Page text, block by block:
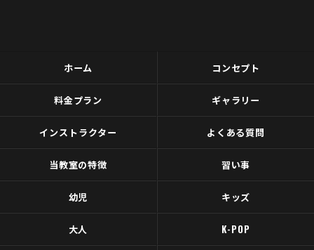
ホーム コンセプト
料金プラン ギャラリー
インストラクター よくある質問
当教室の特徴 習い事
幼児 キッズ
大人 K-POP